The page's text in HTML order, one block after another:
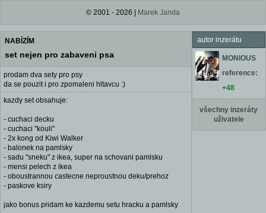
© 2001 - 2026 | Marek Janda
autor inzerátu
MONIOUS
reference:
+48
všechny inzeráty
uživatele
NABÍZÍM
set nejen pro zabaveni psa
prodam dva sety pro psy
da se pouzit i pro zpomaleni hltavcu :)
kazdy set obsahuje:
- cuchaci decku
- cuchaci "kouli"
- 2x kong od Kiwi Walker
- balonek na pamlsky
- sadu "sneku" z ikea, super na schovani pamlsku
- mensi pelech z ikea
- oboustrannou castecne neproustnou deku/prehoz
- paskove ksiry
jako bonus pridam ke kazdemu setu hracku a pamlsky